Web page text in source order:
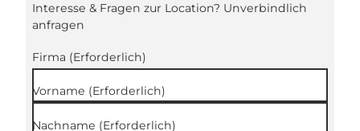
Interesse & Fragen zur Location? Unverbindlich
anfragen
Firma (Erforderlich)
Vorname (Erforderlich)
Nachname (Erforderlich)